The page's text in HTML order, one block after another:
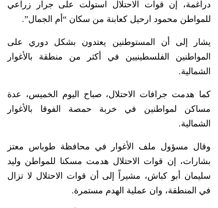
دراغمة، إن قوات الاحتلال استولت على جرار زراعي
للمواطن محمود ارحيل كعابنة من سكان “أم الجمال”.
يشار إلى أن المستوطنين يعتدون بشكل دوري على
المواطنين الفلسطينيين في أكثر من منطقة بالأغوار
الشمالية.
كما هدمت جرافات الاحتلال، صباح اليوم الخميس، عدة
مساكن لمواطنين في خربة حمصة الفوقا بالأغوار
الشمالية.
وقال مسؤول ملف الأغوار في محافظة طوباس معتز
بشارات، إن قوات الاحتلال هدمت مسكنا للمواطن وليد
سليمان أبو كباش، مشيراً إلى أن قوات الاحتلال لا تزال
في المنطقة، وان عملية الهدم مستمرة.